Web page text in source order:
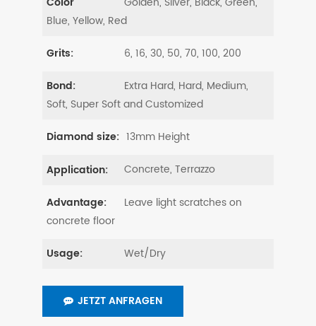
Blue, Yellow, Red
Grits: 6, 16, 30, 50, 70, 100, 200
Bond:
Extra Hard, Hard, Medium,
Soft, Super Soft and Customized
Diamond size: 13mm Height
Application: Concrete, Terrazzo
Advantage:
Leave light scratches on
concrete floor
Usage: Wet/Dry
JETZT ANFRAGEN